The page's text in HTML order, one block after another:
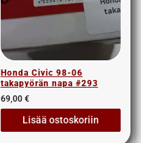
Honda Civic 98-06
takapyörän napa #293
69,00 €
Lisää ostoskoriin